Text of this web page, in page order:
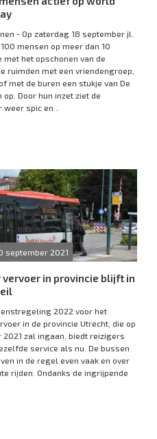
- Op zaterdag 18 september jl.
mensen op meer dan 10
met het opschonen van de
ruimden met een vriendengroep,
met de buren een stukje van De
op. Door hun inzet ziet de
spic en...
september 2021
vervoer in provincie blijft in
2022 voor het
in de provincie Utrecht, die op
2021 zal ingaan, biedt reizigers
service als nu. De bussen
in de regel even vaak en over
rijden. Ondanks de ingrijpende